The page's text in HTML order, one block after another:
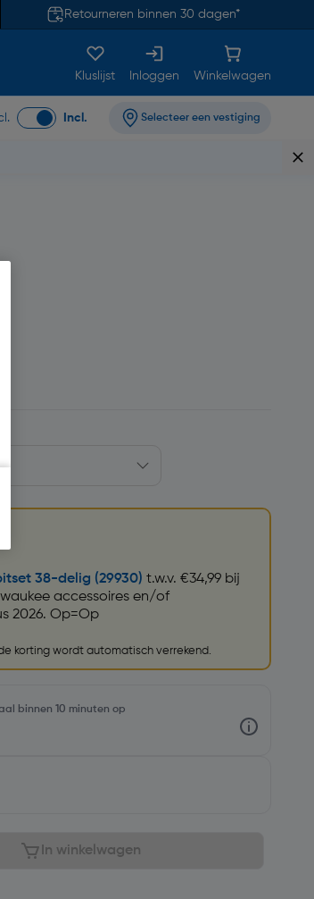
Retourneren binnen 30 dagen*
Kluslijst Inloggen Winkelwagen
Incl. Selecteer een vestiging
38-delig (29930) t.w.v. €34,99 bij
accessoires en/of
2026. Op=Op
korting wordt automatisch verrekend.
binnen 10 minuten op
In winkelwagen